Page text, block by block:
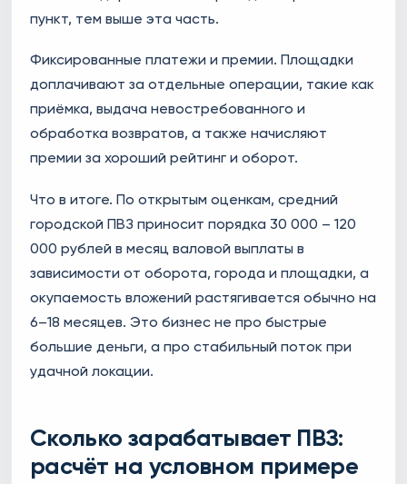
пункт, тем выше эта часть.
Фиксированные платежи и премии. Площадки
доплачивают за отдельные операции, такие как
приёмка, выдача невостребованного и
обработка возвратов, а также начисляют
премии за хороший рейтинг и оборот.
Что в итоге. По открытым оценкам, средний
городской ПВЗ приносит порядка 30 000 – 120
000 рублей в месяц валовой выплаты в
зависимости от оборота, города и площадки, а
окупаемость вложений растягивается обычно на
6–18 месяцев. Это бизнес не про быстрые
большие деньги, а про стабильный поток при
удачной локации.
Сколько зарабатывает ПВЗ:
расчёт на условном примере